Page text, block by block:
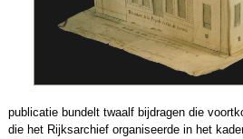
publicatie bundelt twaalf bijdragen die
die het Rijksarchief organiseerde in het